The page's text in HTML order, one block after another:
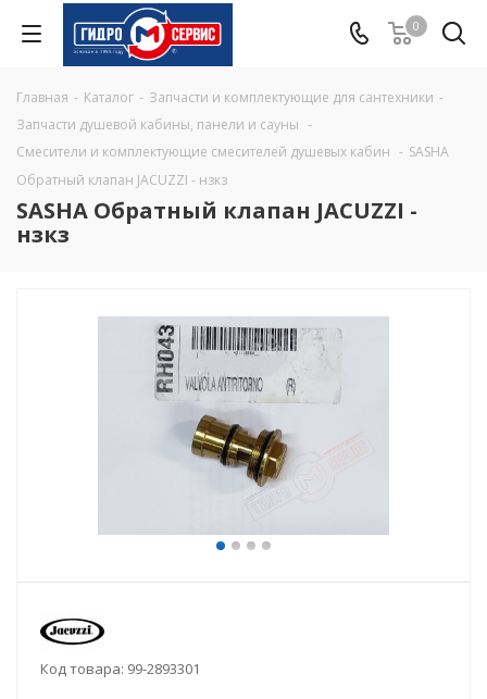
0
Главная - Каталог - Запчасти и комплектующие для сантехники -
Запчасти душевой кабины, панели и сауны -
Смесители и комплектующие смесителей душевых кабин - SASHA
Обратный клапан JACUZZI - нзкз
SASHA Обратный клапан JACUZZI -
нзкз
Код товара: 99-2893301